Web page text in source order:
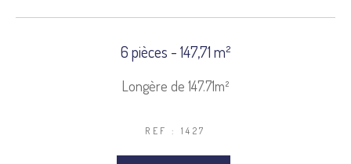
6 pièces - 147,71 m²
Longère de 147.71m²
REF : 1427